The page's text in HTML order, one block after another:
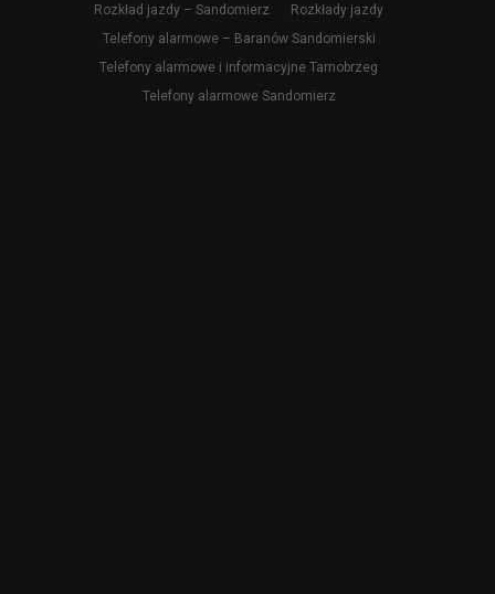
Rozkład jazdy – Sandomierz
Rozkłady jazdy
Telefony alarmowe – Baranów Sandomierski
Telefony alarmowe i informacyjne Tarnobrzeg
Telefony alarmowe Sandomierz